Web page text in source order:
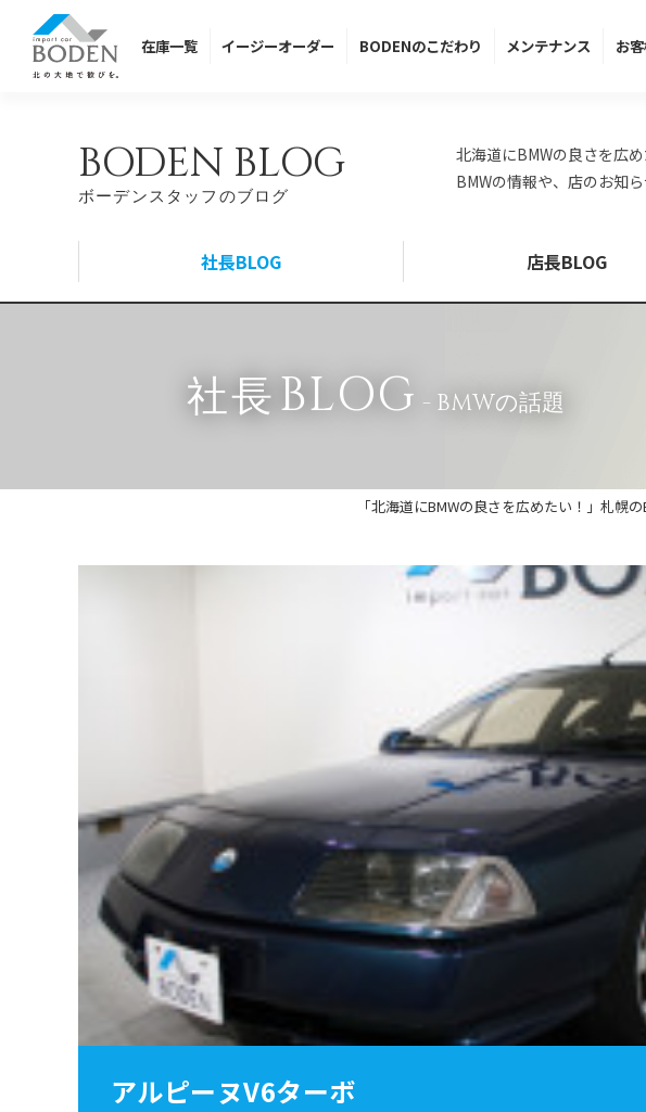
在庫一覧 イージーオーダー BODENのこだわり メンテナンス お
BODEN BLOG
ボーデンスタッフのブログ
北海道にBMWの良さを広
BMWの情報や、店のお知
社長BLOG 店長BLOG
社長BLOG - BMWの話題
「北海道にBMWの良さを広めたい！」札幌
アルピーヌV6ターボ